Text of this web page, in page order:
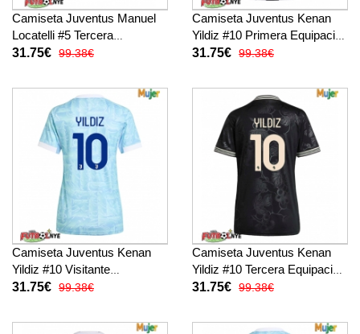
Camiseta Juventus Manuel
Locatelli #5 Tercera
Equipación para mujer 2025-
31.75€ 99.38€
Camiseta Juventus Kenan
Yildiz #10 Primera Equipación
para mujer 2025-26 manga
31.75€ 99.38€
Camiseta Juventus Kenan
Yildiz #10 Visitante
Equipación para mujer 2025-
31.75€ 99.38€
Camiseta Juventus Kenan
Yildiz #10 Tercera Equipación
para mujer 2025-26 manga
31.75€ 99.38€